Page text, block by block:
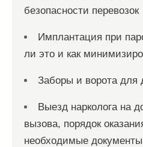
безопасности перевозок
Имплантация при
ли это и как
Заборы и ворота для
Выезд нарколога на
вызова, порядок
необходимые